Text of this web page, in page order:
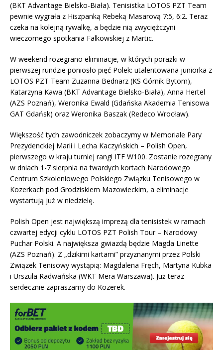
(BKT Advantage Bielsko-Biała). Tenisistka LOTOS PZT Team
pewnie wygrała z Hiszpanką Rebeką Masarovą 7:5, 6:2. Teraz
czeka na kolejną rywalkę, a będzie nią zwyciężczyni
wieczornego spotkania Falkowskiej z Martic.
W weekend rozegrano eliminacje, w których porażki w
pierwszej rundzie poniosło pięć Polek: utalentowana juniorka z
LOTOS PZT Team Zuzanna Bednarz (KS Górnik Bytom),
Katarzyna Kawa (BKT Advantage Bielsko-Biała), Anna Hertel
(AZS Poznań), Weronika Ewald (Gdańska Akademia Tenisowa
GAT Gdańsk) oraz Weronika Baszak (Redeco Wrocław).
Większość tych zawodniczek zobaczymy w Memoriale Pary
Prezydenckiej Marii i Lecha Kaczyńskich – Polish Open,
pierwszego w kraju turniej rangi ITF W100. Zostanie rozegrany
w dniach 1-7 sierpnia na twardych kortach Narodowego
Centrum Szkoleniowego Polskiego Związku Tenisowego w
Kozerkach pod Grodziskiem Mazowieckim, a eliminacje
wystartują już w niedzielę.
Polish Open jest największą imprezą dla tenisistek w ramach
czwartej edycji cyklu LOTOS PZT Polish Tour – Narodowy
Puchar Polski. A największa gwiazdą będzie Magda Linette
(AZS Poznań). Z „dzikimi kartami” przyznanymi przez Polski
Związek Tenisowy wystąpią: Magdalena Fręch, Martyna Kubka
i Urszula Radwańska (WKT Mera Warszawa). Już teraz
serdecznie zapraszamy do Kozerek.